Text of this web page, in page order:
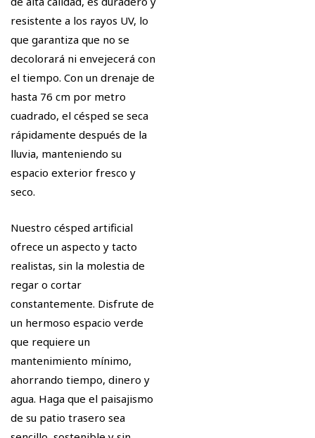
resistente a los rayos UV, lo
que garantiza que no se
decolorará ni envejecerá con
el tiempo. Con un drenaje de
hasta 76 cm por metro
cuadrado, el césped se seca
rápidamente después de la
lluvia, manteniendo su
espacio exterior fresco y
seco.
Nuestro césped artificial
ofrece un aspecto y tacto
realistas, sin la molestia de
regar o cortar
constantemente. Disfrute de
un hermoso espacio verde
que requiere un
mantenimiento mínimo,
ahorrando tiempo, dinero y
agua. Haga que el paisajismo
de su patio trasero sea